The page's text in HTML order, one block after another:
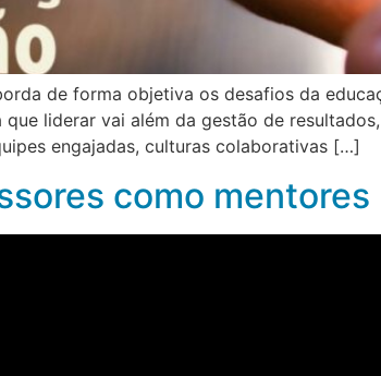
de forma objetiva os desafios da
liderar vai além da gestão de
engajadas, culturas colaborativas […]
como mentores